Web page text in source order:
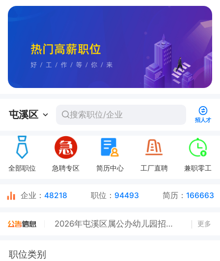
屯溪区 招人才
全部职位 急聘专区 简历中心 工厂直聘 兼职零工
企业： 48218 职位： 94493 简历：166663
休宁县消防救援大队关于2026年度政府专职消防员招聘的公告
2026年屯溪区属公办幼儿园招生公告 更多
职位类别